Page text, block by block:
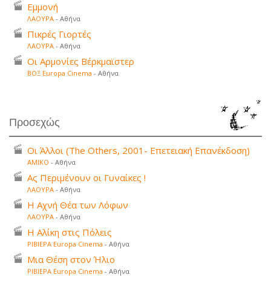
Εμμονή
ΛΑΟΥΡΑ - Αθήνα
Πικρές Γιορτές
ΛΑΟΥΡΑ - Αθήνα
Οι Αρμονίες Βέρκμαϊστερ
ΒΟΞ Europa Cinema - Αθήνα
Προσεχώς
Οι Άλλοι (The Others, 2001- Επετειακή Επανέκδοση)
ΑΜΙΚΟ - Αθήνα
Ας Περιμένουν οι Γυναίκες !
ΛΑΟΥΡΑ - Αθήνα
Η Αχνή Θέα των Λόφων
ΛΑΟΥΡΑ - Αθήνα
Η Αλίκη στις Πόλεις
ΡΙΒΙΕΡΑ Europa Cinema - Αθήνα
Μια Θέση στον Ήλιο
ΡΙΒΙΕΡΑ Europa Cinema - Αθήνα